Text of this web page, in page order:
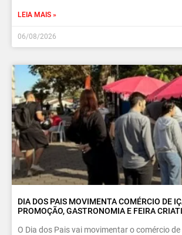
LEIA MAIS »
06/08/2026
DIA DOS PAIS MOVIMENTA COMÉRCIO DE
PROMOÇÃO, GASTRONOMIA E FEIRA
O Dia dos Pais vai movimentar o comércio